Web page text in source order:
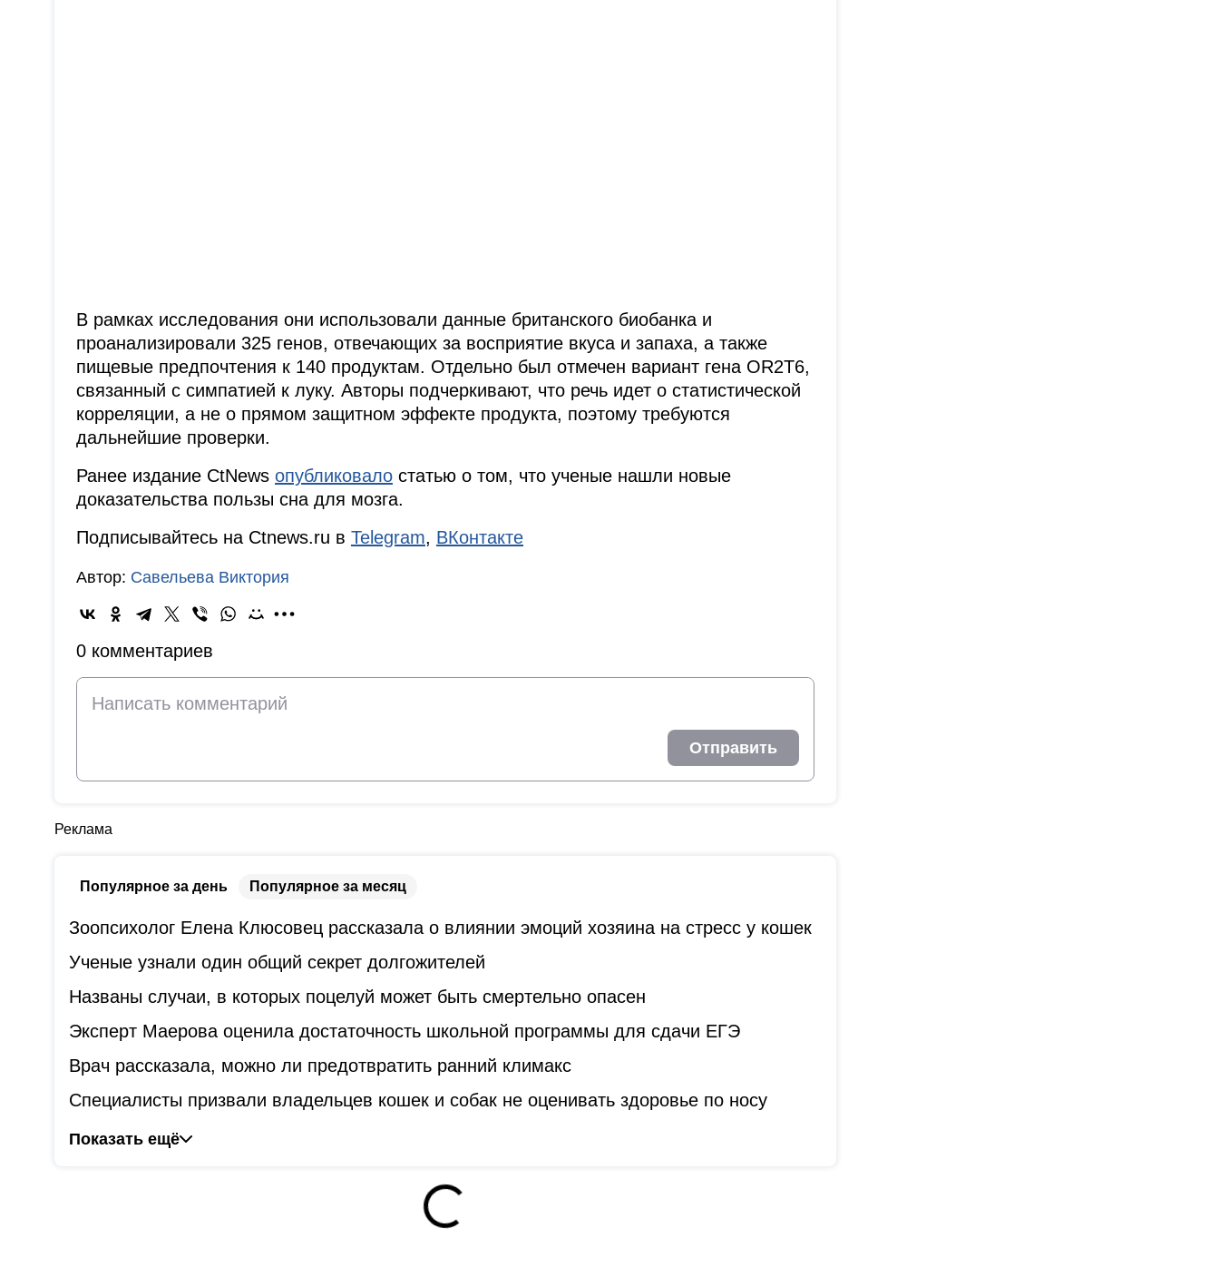
В рамках исследования они использовали данные британского биобанка и
проанализировали 325 генов, отвечающих за восприятие вкуса и запаха, а также
пищевые предпочтения к 140 продуктам. Отдельно был отмечен вариант гена OR2T6,
связанный с симпатией к луку. Авторы подчеркивают, что речь идет о статистической
корреляции, а не о прямом защитном эффекте продукта, поэтому требуются
дальнейшие проверки.
Ранее издание CtNews опубликовало статью о том, что ученые нашли новые
доказательства пользы сна для мозга.
Подписывайтесь на Ctnews.ru в Telegram, ВКонтакте
Автор: Савельева Виктория
0 комментариев
Отправить
Реклама
Популярное за день Популярное за месяц
Зоопсихолог Елена Клюсовец рассказала о влиянии эмоций хозяина на стресс у кошек
Ученые узнали один общий секрет долгожителей
Названы случаи, в которых поцелуй может быть смертельно опасен
Эксперт Маерова оценила достаточность школьной программы для сдачи ЕГЭ
Врач рассказала, можно ли предотвратить ранний климакс
Специалисты призвали владельцев кошек и собак не оценивать здоровье по носу
Показать ещё